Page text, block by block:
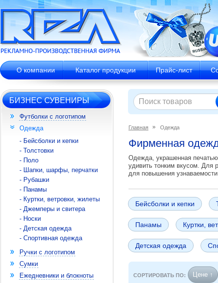
О компании Каталог продукции Прайс-лист
БИЗНЕС СУВЕНИРЫ
Футболки с логотипом
Одежда
- Бейсболки и кепки
- Толстовки
- Поло
- Шапки, шарфы, перчатки
- Рубашки
- Панамы
- Куртки, ветровки, жилеты
- Джемперы и свитера
- Носки
- Детская одежда
- Спортивная одежда
Ручки с логотипом
Сумки
Ежедневники и блокноты
Главная Одежда
Фирменная
Одежда, украшенная
удивить тонким вкусом. Для
для повышения
Бейсболки и кепки
Панамы Куртки,
Детская одежда
СОРТИРОВАТЬ ПО: Цене ↑